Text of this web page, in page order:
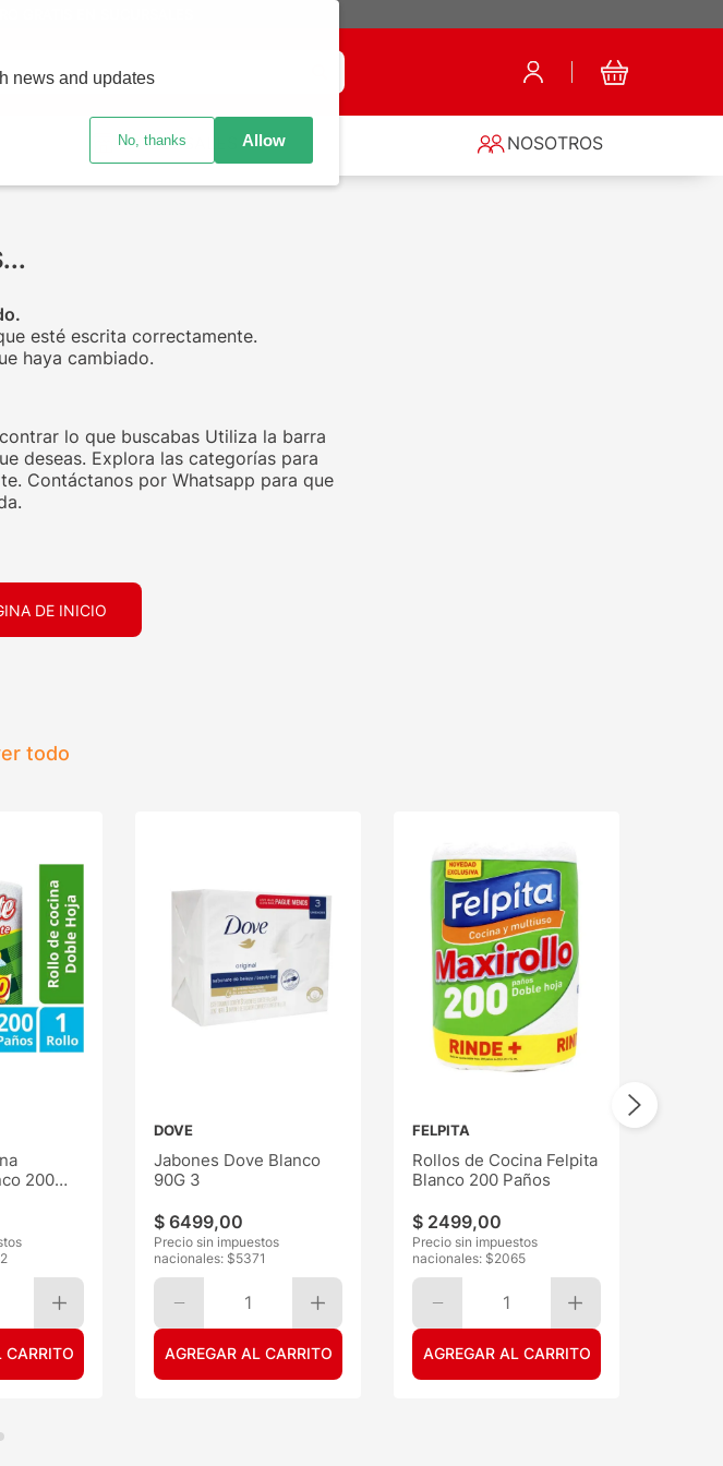
SUCURSALES NOSOTROS
esté escrita correctamente.
haya cambiado.
lo que buscabas Utiliza la barra
deseas. Explora las categorías para
Contáctanos por Whatsapp para que
DE INICIO
todo
200
CARRITO
DOVE
Jabones Dove Blanco
90G 3
$ 6499,00
Precio sin impuestos
nacionales: $5371
1
AGREGAR AL CARRITO
FELPITA
Rollos de Cocina Felpita
Blanco 200 Paños
$ 2499,00
Precio sin impuestos
nacionales: $2065
1
AGREGAR AL CARRITO
news and updates
No, thanks Allow